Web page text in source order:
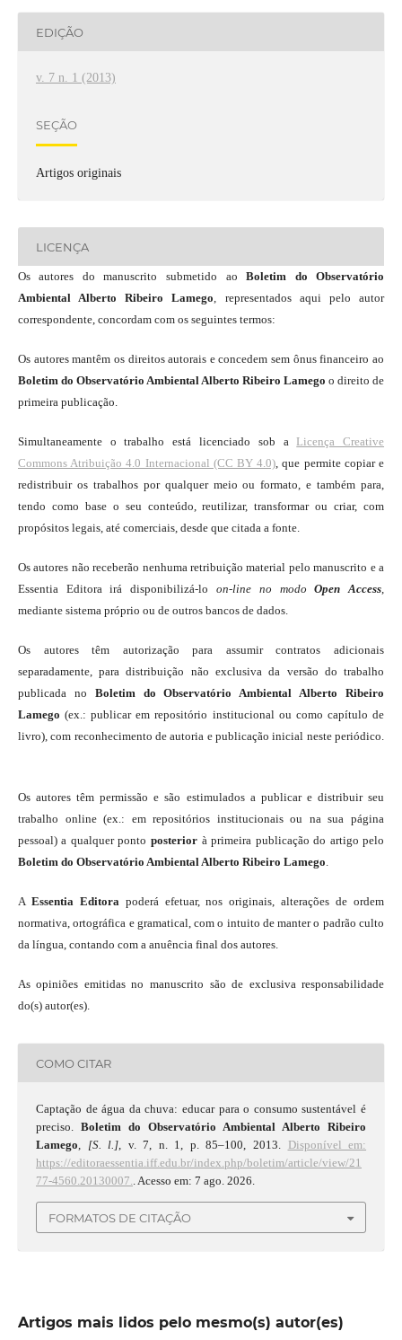
EDIÇÃO
v. 7 n. 1 (2013)
SEÇÃO
Artigos originais
LICENÇA
Os autores do manuscrito submetido aoBoletim do Observatório
Ambiental Alberto Ribeiro Lamego, representados aqui pelo autor
correspondente, concordam com os seguintes termos:
Os autores mantêm os direitos autorais e concedem sem ônus financeiro ao
Boletim do Observatório Ambiental Alberto Ribeiro Lamegoo direito de
primeira publicação.
Simultaneamente o trabalho está licenciado sob a Licença Creative
Commons Atribuição 4.0 Internacional (CC BY 4.0), que permite copiar e
redistribuir os trabalhos por qualquer meio ou formato, e também para,
tendo como base o seu conteúdo, reutilizar, transformar ou criar, com
propósitos legais, até comerciais, desde que citada a fonte.
Os autores não receberão nenhuma retribuição material pelo manuscrito e a
Essentia Editora irá disponibilizá-lo on-line no modo Open Access,
mediante sistema próprio ou de outros bancos de dados.
Os autores têm autorização para assumir contratos adicionais
separadamente, para distribuição não exclusiva da versão do trabalho
publicada no Boletim do Observatório Ambiental Alberto Ribeiro
Lamego (ex.: publicar em repositório institucional ou como capítulo de
livro), com reconhecimento de autoria e publicação inicial neste periódico.
Os autores têm permissão e são estimulados a publicar e distribuir seu
trabalho online (ex.: em repositórios institucionais ou na sua página
pessoal) a qualquer ponto posterior à primeira publicação do artigo pelo
Boletim do Observatório Ambiental Alberto Ribeiro Lamego.
A Essentia Editorapoderá efetuar, nos originais, alterações de ordem
normativa, ortográfica e gramatical, com o intuito de manter o padrão culto
da língua, contando com a anuência final dos autores.
As opiniões emitidas no manuscrito são de exclusiva responsabilidade
do(s) autor(es).
COMO CITAR
Captação de água da chuva: educar para o consumo sustentável é
preciso. Boletim do Observatório Ambiental Alberto Ribeiro
Lamego, [S. l.], v. 7, n. 1, p. 85–100, 2013. Disponível em:
https://editoraessentia.iff.edu.br/index.php/boletim/article/view/21
77-4560.20130007.. Acesso em: 7 ago. 2026.
FORMATOS DE CITAÇÃO
Artigos mais lidos pelo mesmo(s) autor(es)